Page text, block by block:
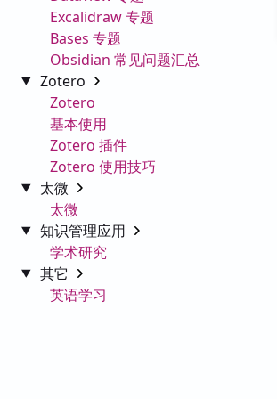
Excalidraw 专题
Bases 专题
Obsidian 常见问题汇总
Zotero
Zotero
基本使用
Zotero 插件
Zotero 使用技巧
太微
太微
知识管理应用
学术研究
其它
英语学习